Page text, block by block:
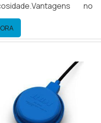
de
Economia de tintas;
preparação.Mais
tem uma grande